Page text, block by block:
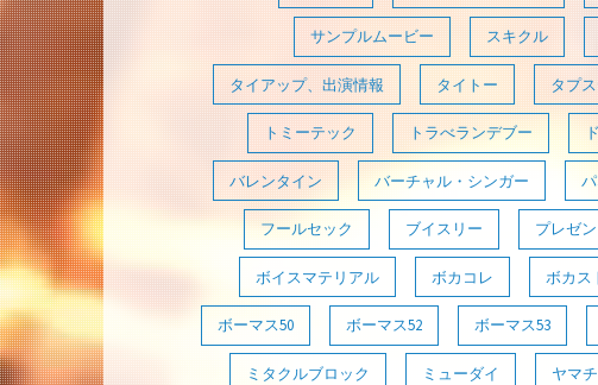
サンプルムービー スキクル
タイアップ、出演情報 タイトー タプ
トミーテック トラべランデブー
バレンタイン バーチャル・シンガー
フールセック ブイスリー プレゼン
ボイスマテリアル ボカコレ ボカス
ボーマス50 ボーマス52 ボーマス53
ミタクルブロック ミューダイ ヤマ